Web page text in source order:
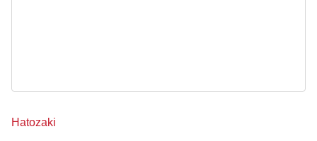
Hatozaki